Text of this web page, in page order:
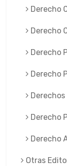
Derecho
Derecho
Derecho
Derecho
Derecho
Derecho
Otras